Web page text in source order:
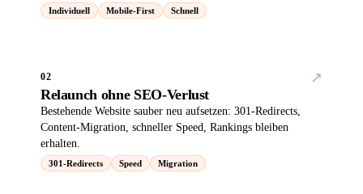
Individuell Mobile-First Schnell
02
↗︎
Relaunch ohne SEO-Verlust
Bestehende Website sauber neu aufsetzen: 301-Redirects,
Content-Migration, schneller Speed, Rankings bleiben
erhalten.
301-Redirects Speed Migration